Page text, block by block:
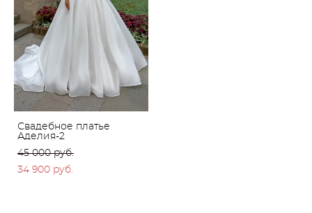
Свадебное платье
Аделия-2
45 000 pуб.
34 900 pуб.